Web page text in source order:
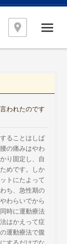
われたのです
ることはしば
の痛みはやわ
り固定し、自
めです。しか
トにたよって
ち、急性期の
わらいでから
時に運動療法
はかえって症
運動療法で腹